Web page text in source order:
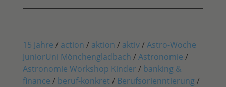
15 Jahre / action / aktion / aktiv/Astro-Woche
JuniorUni Mönchengladbach /Astronomie /
Astronomie Workshop Kinder / banking &
finance / beruf-konkret / Berufsorienntierung /